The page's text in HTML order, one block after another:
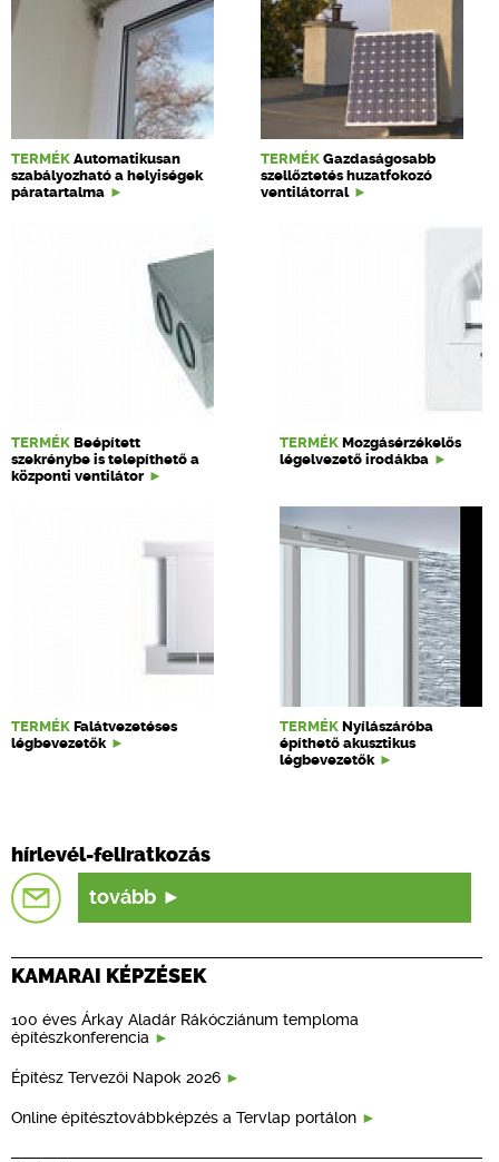
TERMÉK Automatikusan
szabályozható a helyiségek
páratartalma
TERMÉK Gazdaságosabb
szellőztetés huzatfokozó
ventilátorral
TERMÉK Beépített
szekrénybe is telepíthető a
központi ventilátor
TERMÉK Mozgásérzékelős
légelvezető irodákba
TERMÉK Falátvezetéses
légbevezetők
TERMÉK Nyílászáróba
építhető akusztikus
légbevezetők
hírlevél-feliratkozás
tovább
KAMARAI KÉPZÉSEK
100 éves Árkay Aladár Rákócziánum temploma
építészkonferencia
Építész Tervezői Napok 2026
Online építésztovábbképzés a Tervlap portálon